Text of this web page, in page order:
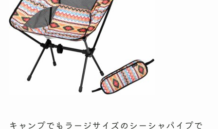
キャンプでもラージサイズのシーシャパイプで